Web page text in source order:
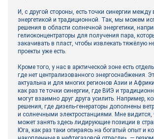
И, с другой стороны, есть точки синергии
энергетикой и традиционной. Так, мы можем
решения в области солнечной энергетики,
гелиоконцентраторы для получения пара,
закачивать в пласт, чтобы извлекать тяжёлую
проекты уже есть.
Кроме того, у нас в арктической зоне есть
где нет централизованного энергоснабжения.
актуальна и для многих регионов Азии и
как раз те точки синергии, где ВИЭ и
могут взаимно друг друга усилить. Например,
решения, где дизель-­генераторы дополнены
и солнечными электростанциями. Мне видится,
может занять здесь лидирующие позиции в
Юга, как раз таки опираясь на богатый опыт и